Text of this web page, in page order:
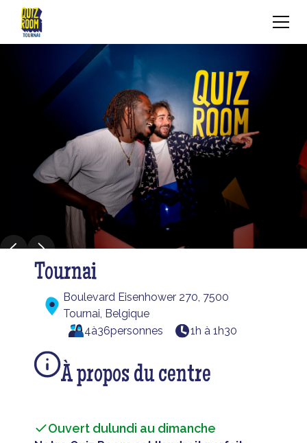
Tournai
Boulevard Eisenhower 270, 7500
Tournai, Belgique
4à36personnes 1h à 1h30
À propos du centre
Ouvert dulundi au dimanche